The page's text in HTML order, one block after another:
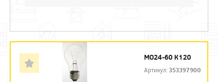
МО24-60 К120
Артикул: 353397900